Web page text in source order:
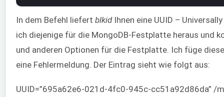
In dem Befehl liefert blkid Ihnen eine UUID –
ich diejenige für die MongoDB-Festplatte heraus und
und anderen Optionen für die Festplatte. Ich füge
eine Fehlermeldung. Der Eintrag sieht wie folgt aus:
UUID=”695a62e6-021d-4fc0-945c-cc51a92d86da” /